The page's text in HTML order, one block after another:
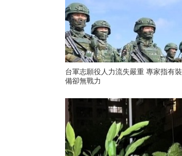
台軍志願役人力流失嚴重 專家指有裝
備卻無戰力